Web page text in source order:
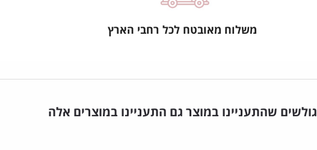
משלוח מאובטח לכל רחבי הארץ
גולשים שהתעניינו במוצר גם התעניינו במוצרים אלה